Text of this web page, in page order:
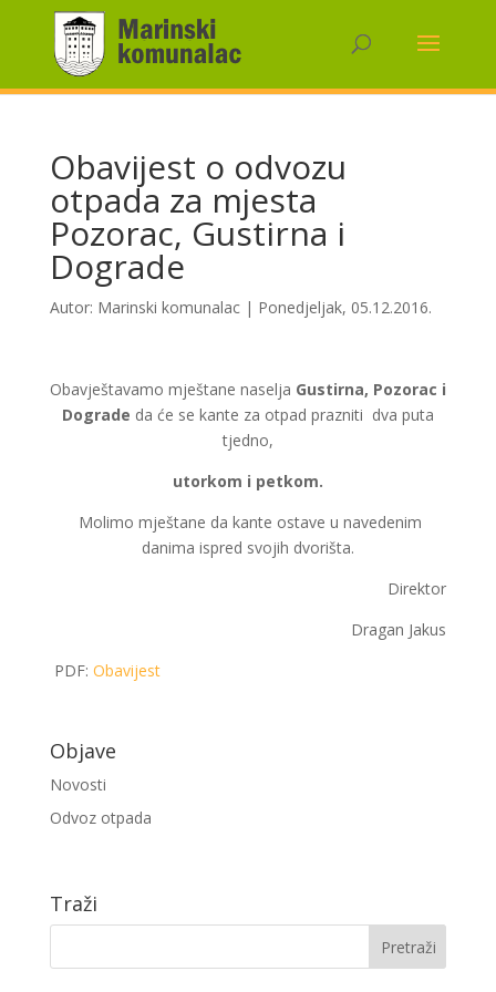
Obavijest o odvozu
otpada za mjesta
Pozorac, Gustirna i
Dograde
Autor: Marinski komunalac| Ponedjeljak, 05.12.2016.
Obavještavamo mještane naselja Gustirna, Pozorac i
Dograde da će se kante za otpad prazniti dva puta
tjedno,
utorkom i petkom.
Molimo mještane da kante ostave u navedenim
danima ispred svojih dvorišta.
Direktor
Dragan Jakus
PDF: Obavijest
Objave
Novosti
Odvoz otpada
Traži